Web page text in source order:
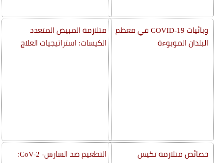
وبائيات COVID-19 في معظم
البلدان الموبوءة
خصائص متلازمة تكيس
متلازمة المبيض المتعدد
الكيسات: استراتيجيات العلاج
التطعيم ضد السارس- CoV-2: